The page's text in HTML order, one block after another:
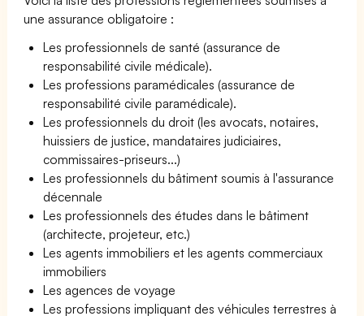
une assurance obligatoire :
Les professionnels de santé (assurance de
responsabilité civile médicale).
Les professions paramédicales (assurance de
responsabilité civile paramédicale).
Les professionnels du droit (les avocats, notaires,
huissiers de justice, mandataires judiciaires,
commissaires-priseurs...)
Les professionnels du bâtiment soumis à l'assurance
décennale
Les professionnels des études dans le bâtiment
(architecte, projeteur, etc.)
Les agents immobiliers et les agents commerciaux
immobiliers
Les agences de voyage
Les professions impliquant des véhicules terrestres à